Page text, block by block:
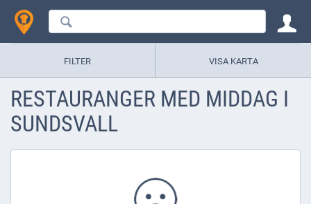
FILTER VISA KARTA
RESTAURANGER MED MIDDAG I
SUNDSVALL